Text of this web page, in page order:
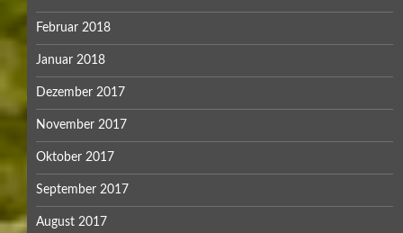
Februar 2018
Januar 2018
Dezember 2017
November 2017
Oktober 2017
September 2017
August 2017